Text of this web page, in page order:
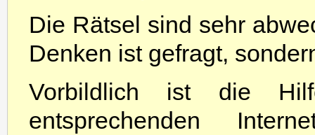
Die Rätsel sind sehr
Denken ist gefragt,
Vorbildlich ist die
entsprechenden